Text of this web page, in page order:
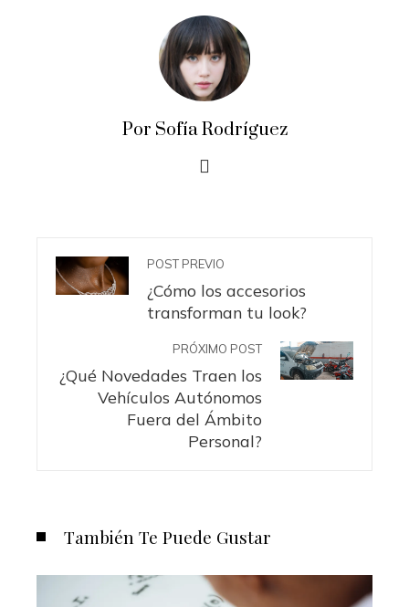
Por Sofía Rodríguez
POST PREVIO
¿Cómo los accesorios
transforman tu look?
PRÓXIMO POST
¿Qué Novedades Traen los
Vehículos Autónomos
Fuera del Ámbito
Personal?
También Te Puede Gustar